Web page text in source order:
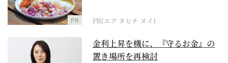
PR PR(エア タヒチ ヌイ)
金利上昇を機に、『守るお金』の
置き場所を再検討